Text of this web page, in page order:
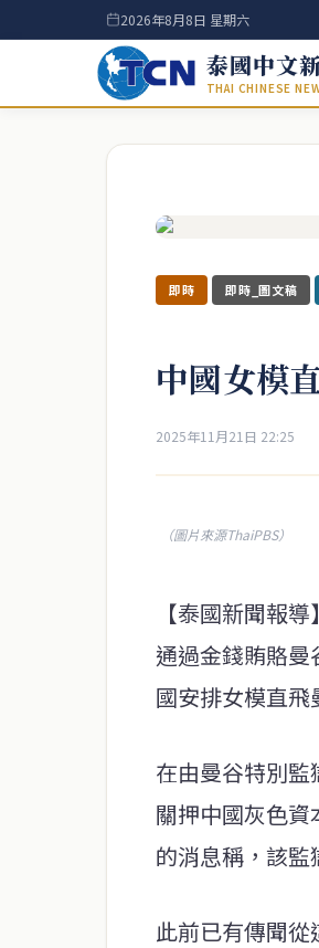
2026年8月8日 星期六
泰國中文
THAI CHINESE
即時 即時_圖文稿
中國女模
2025年11月21日 22:25
（圖片來源ThaiPBS）
【泰國新聞報
通過金錢賄賂曼
國安排女模直飛
在由曼谷特別
關押中國灰色
的消息稱，該監
此前已有傳聞